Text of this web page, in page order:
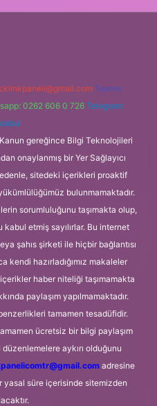
Teams:
0262 606 0 726 Telegram:
Kanun gereğince Bilgi Teknolojileri
onaylanmış bir Yer Sağlayıcı
sitedeki içerikleri proaktif
bulunmamaktadır.
sorumluluğunu taşımakta olup,
etmiş sayılırlar. Bu internet
şahıs şirketi ile hiçbir bağlantısı
kendi hazırladığımız makaleler
haber niteliği taşımamakta
paylaşım yapılmamaktadır.
tamamen tesadüfidir.
ücretsiz bir bilgi paylaşım
aykırı olduğunu
adresine
süre içerisinde sitemizden